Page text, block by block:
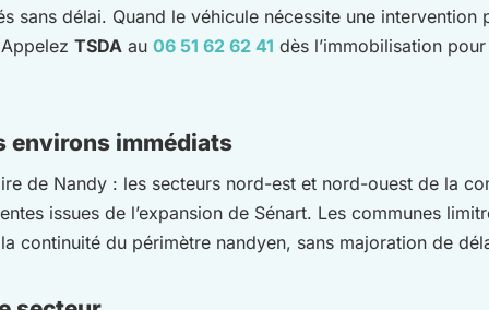
sans délai. Quand le véhicule nécessite une
TSDA au 06 51 62 62 41 dès l’immobilisation
environs immédiats
de Nandy : les secteurs nord-est et nord-ouest de la
issues de l’expansion de Sénart. Les communes
continuité du périmètre nandyen, sans majoration de